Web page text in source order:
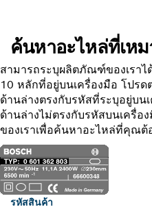
ค้นหาอะไหล่ที่เห
สามารถระบุผลิตภัณฑ์ของเราไ
10 หลักที่อยู่บนเครื่องมือ โปร
ด้านล่างตรงกับรหัสที่ระบุอยู่บ
ด้านล่างไม่ตรงกับรหัสบนเครื่อ
ของเราเพื่อค้นหาอะไหล่ที่คุณต้
รหัสสินค้า